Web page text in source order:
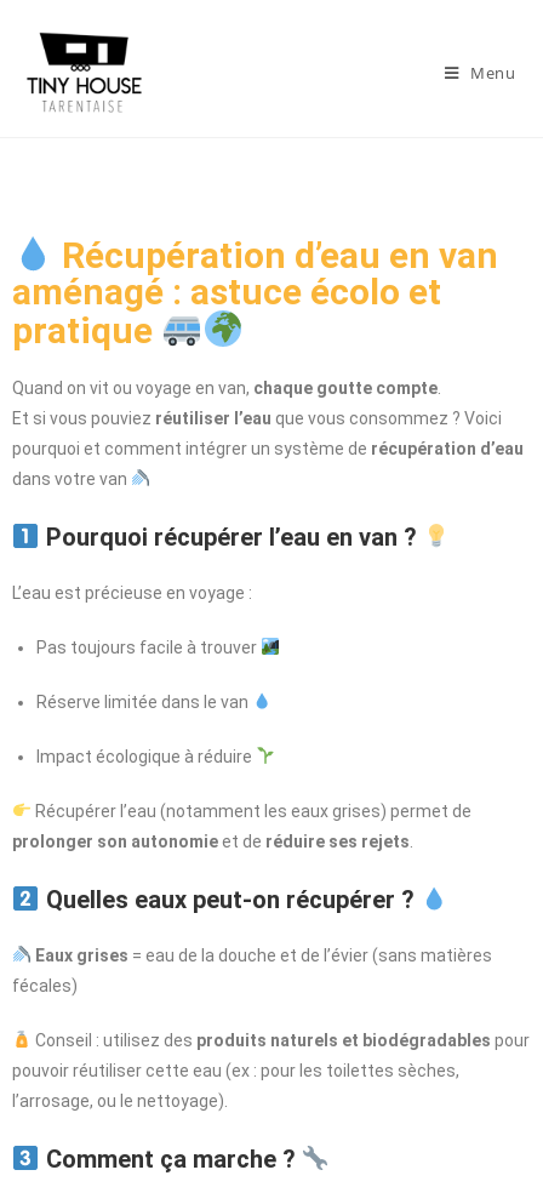
Menu
Récupération d’eau en van
aménagé : astuce écolo et
pratique
Quand on vit ou voyage en van, chaque goutte compte
Et si vous pouviez réutiliser l’eau que vous consommez ? Voici
pourquoi et comment intégrer un système de récupération d’eau
dans votre van
Pourquoi récupérer l’eau en van ?
L’eau est précieuse en voyage :
Pas toujours facile à trouver
Réserve limitée dans le van
Impact écologique à réduire
Récupérer l’eau (notamment les eaux grises) permet de
prolonger son autonomieet de réduire ses rejets
Quelles eaux peut-on récupérer ?
Eaux grises = eau de la douche et de l’évier (sans matières
fécales)
Conseil : utilisez des produits naturels et biodégradables pour
pouvoir réutiliser cette eau (ex : pour les toilettes sèches,
l’arrosage, ou le nettoyage).
Comment ça marche ?